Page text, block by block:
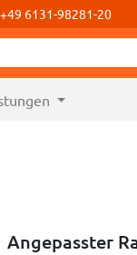
6131-98281-20
Angepasster